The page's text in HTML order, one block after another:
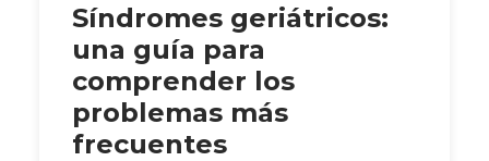
Síndromes geriátricos:
una guía para
comprender los
problemas más
frecuentes